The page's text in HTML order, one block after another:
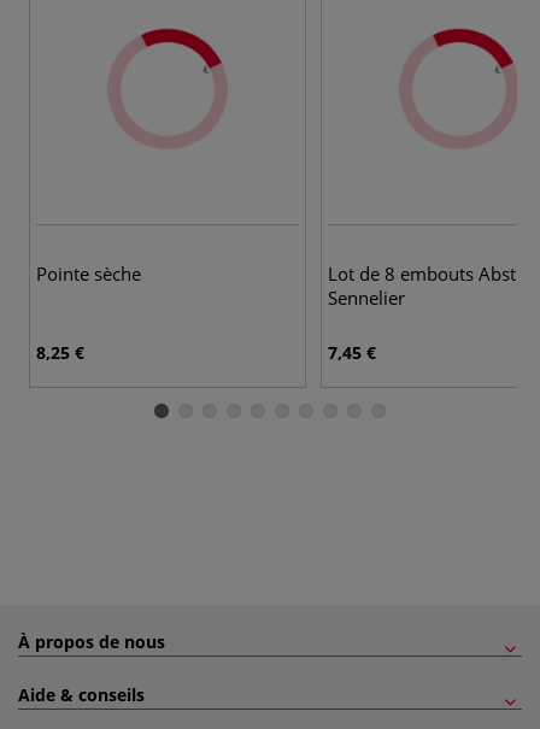
Pointe sèche
8,25 €
Lot de 8 embouts
Sennelier
7,45 €
À propos de nous
Aide & conseils